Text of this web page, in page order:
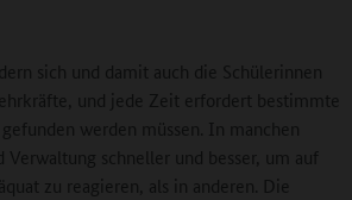
sich und damit auch die Schülerinnen
und jede Zeit erfordert bestimmte
werden müssen. In manchen
schneller und besser, um auf
zu reagieren, als in anderen. Die